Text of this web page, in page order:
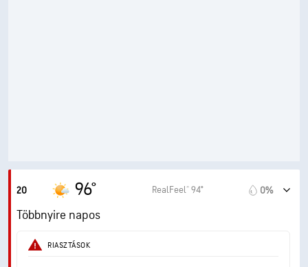
Látási visz. 10 mf
Felhőalap
20 96° RealFeel® 94° 0%
Többnyire napos
RIASZTÁSOK